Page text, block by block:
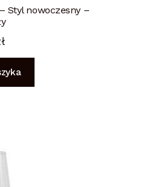
Styl nowoczesny –